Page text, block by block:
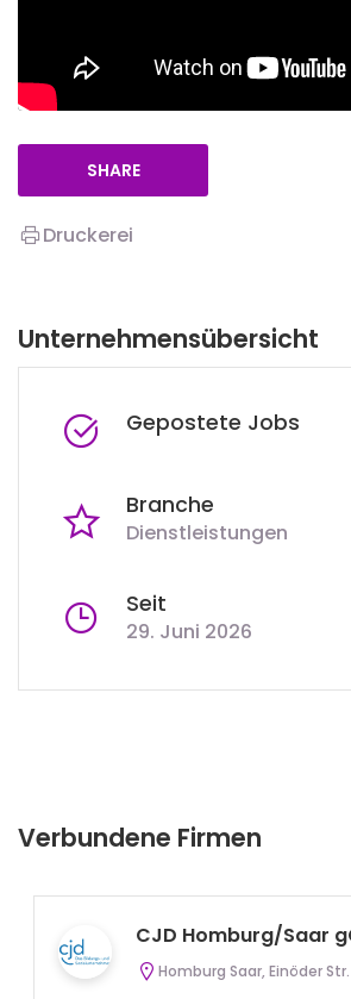
SHARE
Druckerei
Unternehmensübersicht
Gepostete Jobs
Branche
Dienstleistungen
Seit
29. Juni 2026
Verbundene Firmen
CJD Homburg/Saar
Homburg Saar, Einöder